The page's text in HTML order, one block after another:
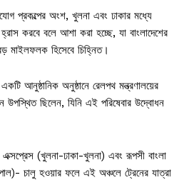
প্রকল্পের অংশ, খুলনা এবং ঢাকার মধ্যে
করবে বলে আশা করা হচ্ছে, যা বাংলাদেশের
মাইলফলক হিসেবে চিহ্নিত।
আনুষ্ঠানিক অনুষ্ঠানে রেলপথ মন্ত্রণালয়ের
উপস্থিত ছিলেন, যিনি এই পরিষেবার উদ্বোধন
এক্সপ্রেস (খুলনা-ঢাকা-খুলনা) এবং রূপসী বাংলা
চালু হওয়ার ফলে এই অঞ্চলে ট্রেনের যাত্রা